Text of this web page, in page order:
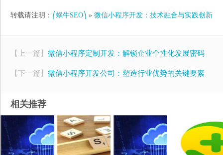
转载请注明： ⎛蜗牛SEO⎞ » 微信小程序开发：技术融合与实践创新
【上一篇】 微信小程序定制开发：解锁企业个性化发展密码
【下一篇】 微信小程序开发公司：塑造行业优势的关键要素
相关推荐